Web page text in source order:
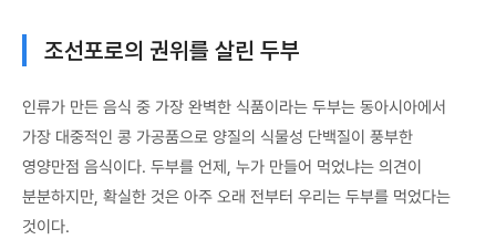
조선포로의 권위를 살린 두부
인류가 만든 음식 중 가장 완벽한 식품이라는 두부는 동아시아에서
가장 대중적인 콩 가공품으로 양질의 식물성 단백질이 풍부한
영양만점 음식이다. 두부를 언제, 누가 만들어 먹었냐는 의견이
분분하지만, 확실한 것은 아주 오래 전부터 우리는 두부를 먹었다는
것이다.